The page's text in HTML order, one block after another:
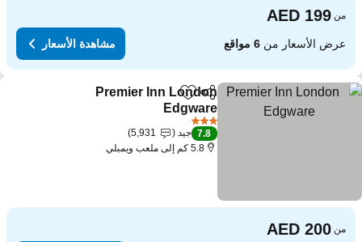
من
عرض الأسعار من6 مواقع مشاهدة الأسعار
مشاركةAdd to favorites
Premier Inn London
Edgware
7.8 جيد
5,931
5.8 كم إلى ملعب ويمبلي
من